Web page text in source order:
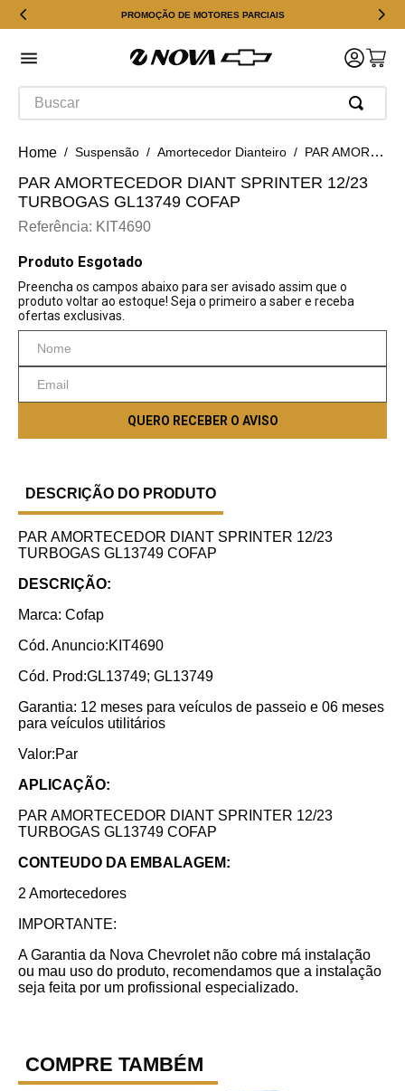
PROMOÇÃO DE MOTORES PARCIAIS
Buscar
Suspensão Amortecedor Dianteiro PAR AMORTECEDOR DIANT SPRINTER 12/23 TURBOGAS GL13749 COFAP
PAR AMORTECEDOR DIANT SPRINTER 12/23
TURBOGAS GL13749 COFAP
Referência: KIT4690
DESCRIÇÃO DO PRODUTO
PAR AMORTECEDOR DIANT SPRINTER 12/23
TURBOGAS GL13749 COFAP
DESCRIÇÃO:
Marca: Cofap
Cód. Anuncio:KIT4690
Cód. Prod:GL13749; GL13749
Garantia: 12 meses para veículos de passeio e 06 meses
para veículos utilitários
Valor:Par
APLICAÇÃO:
PAR AMORTECEDOR DIANT SPRINTER 12/23
TURBOGAS GL13749 COFAP
CONTEUDO DA EMBALAGEM:
2 Amortecedores
IMPORTANTE:
A Garantia da Nova Chevrolet não cobre má instalação
ou mau uso do produto, recomendamos que a instalação
seja feita por um profissional especializado.
COMPRE TAMBÉM